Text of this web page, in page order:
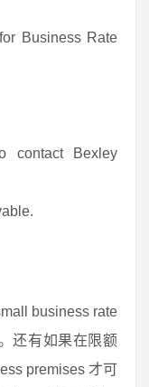
Business Rate
contact Bexley
business rate
还有如果在限额
premises 才可